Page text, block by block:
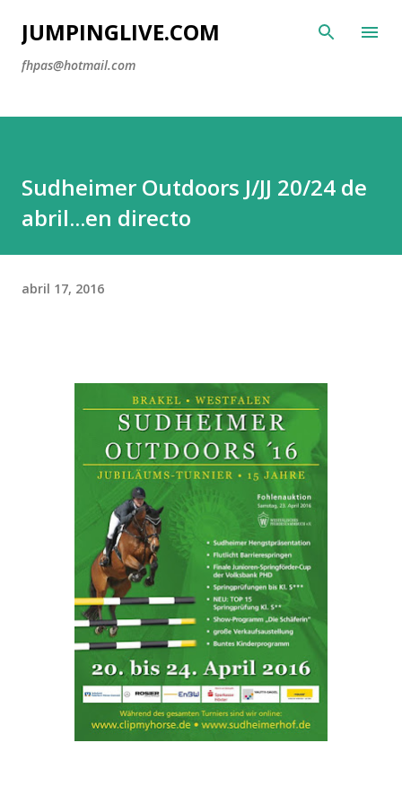
Ir al contenido principal
JUMPINGLIVE.COM
fhpas@hotmail.com
Sudheimer Outdoors J/JJ 20/24 de
abril...en directo
abril 17, 2016